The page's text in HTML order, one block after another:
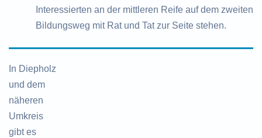
Interessierten an der mittleren Reife auf dem zweiten
Bildungsweg mit Rat und Tat zur Seite stehen.
In Diepholz
und dem
näheren
Umkreis
gibt es